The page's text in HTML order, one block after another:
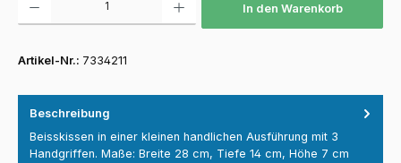
In den Warenkorb
Artikel-Nr.: 7334211
Beschreibung
Beisskissen in einer kleinen handlichen Ausführung mit 3
Handgriffen. Maße: Breite 28 cm, Tiefe 14 cm, Höhe 7 cm